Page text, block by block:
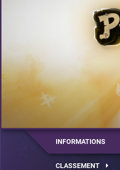
INFORMATIONS
CLASSEMENT